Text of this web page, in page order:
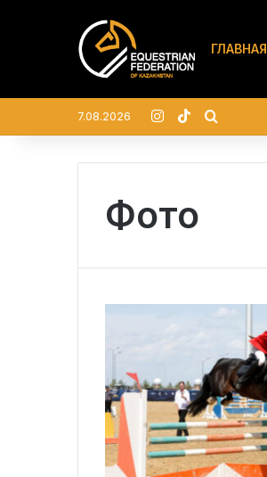
ГЛАВНАЯ
7.08.2026 Instagram
TikTok
Фото